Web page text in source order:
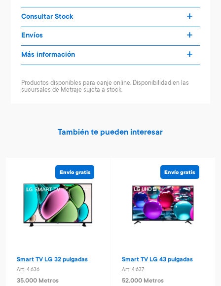
Consultar Stock
Envíos
Más información
Productos disponibles para canje online. Disponibilidad en las
sucursales de Metraje sujeta a stock.
También te pueden interesar
Envío gratis
Smart TV LG 32 pulgadas
Art. 4.636
35.000 Metros
Envío gratis
Smart TV LG 43 pulgadas
Art. 4.637
52.000 Metros